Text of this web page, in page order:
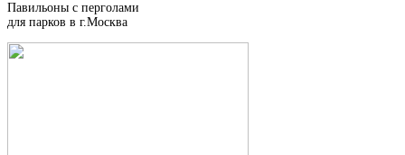
Павильоны с перголами
для парков в г.Москва